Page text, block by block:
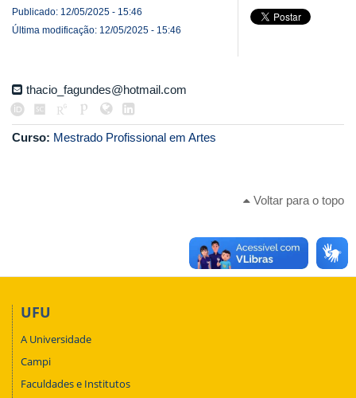
Publicado: 12/05/2025 - 15:46
Última modificação: 12/05/2025 - 15:46
thacio_fagundes@hotmail.com
Curso: Mestrado Profissional em Artes
Voltar para o topo
UFU
A Universidade
Campi
Faculdades e Institutos